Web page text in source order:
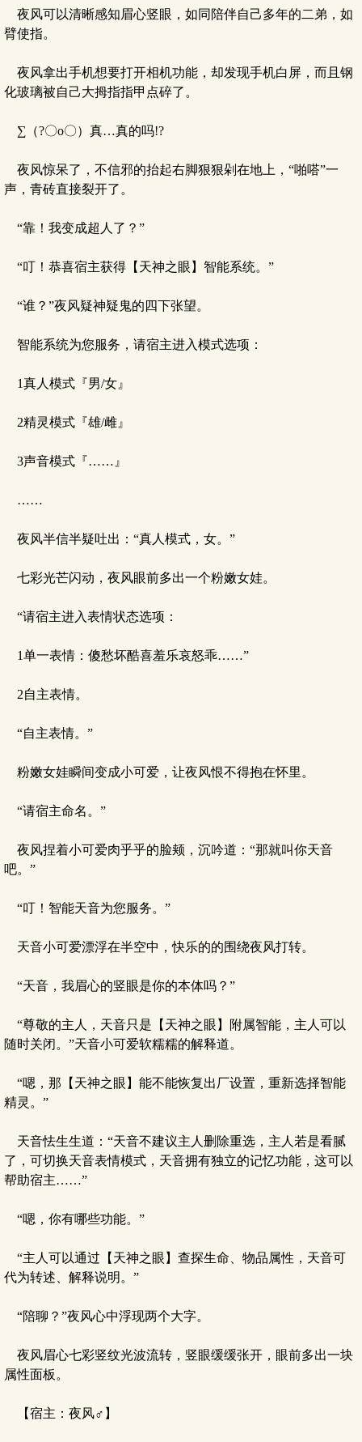
夜风可以清晰感知眉心竖眼，如同陪伴自己多年的二弟，如
臂使指。
夜风拿出手机想要打开相机功能，却发现手机白屏，而且钢
化玻璃被自己大拇指指甲点碎了。
∑（?〇o〇）真…真的吗!?
夜风惊呆了，不信邪的抬起右脚狠狠剁在地上，“啪嗒”一
声，青砖直接裂开了。
“靠！我变成超人了？”
“叮！恭喜宿主获得【天神之眼】智能系统。”
“谁？”夜风疑神疑鬼的四下张望。
智能系统为您服务，请宿主进入模式选项：
1真人模式『男/女』
2精灵模式『雄/雌』
3声音模式『……』
……
夜风半信半疑吐出：“真人模式，女。”
七彩光芒闪动，夜风眼前多出一个粉嫩女娃。
“请宿主进入表情状态选项：
1单一表情：傻愁坏酷喜羞乐哀怒乖……”
2自主表情。
“自主表情。”
粉嫩女娃瞬间变成小可爱，让夜风恨不得抱在怀里。
“请宿主命名。”
夜风捏着小可爱肉乎乎的脸颊，沉吟道：“那就叫你天音
吧。”
“叮！智能天音为您服务。”
天音小可爱漂浮在半空中，快乐的的围绕夜风打转。
“天音，我眉心的竖眼是你的本体吗？”
“尊敬的主人，天音只是【天神之眼】附属智能，主人可以
随时关闭。”天音小可爱软糯糯的解释道。
“嗯，那【天神之眼】能不能恢复出厂设置，重新选择智能
精灵。”
天音怯生生道：“天音不建议主人删除重选，主人若是看腻
了，可切换天音表情模式，天音拥有独立的记忆功能，这可以
帮助宿主……”
“嗯，你有哪些功能。”
“主人可以通过【天神之眼】查探生命、物品属性，天音可
代为转述、解释说明。”
“陪聊？”夜风心中浮现两个大字。
夜风眉心七彩竖纹光波流转，竖眼缓缓张开，眼前多出一块
属性面板。
【宿主：夜风♂】